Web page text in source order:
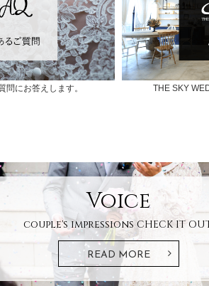
問にお答えします。 THE SKY
Voice
couple's impressionsCHECK IT
READ MORE